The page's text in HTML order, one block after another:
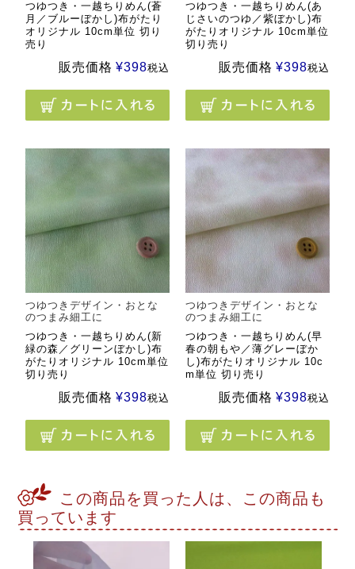
つゆつき・一越ちりめん(蒼
月／ブルーぼかし)布がたり
オリジナル 10cm単位 切り
売り
販売価格 ¥398税込
つゆつき・一越ちりめん(あ
じさいのつゆ／紫ぼかし)布
がたりオリジナル 10cm単位
切り売り
販売価格 ¥398税込
つゆつきデザイン・おとな
のつまみ細工に
つゆつき・一越ちりめん(新
緑の森／グリーンぼかし)布
がたりオリジナル 10cm単位
切り売り
販売価格 ¥398税込
つゆつきデザイン・おとな
のつまみ細工に
つゆつき・一越ちりめん(早
春の朝もや／薄グレーぼか
し)布がたりオリジナル 10c
m単位 切り売り
販売価格 ¥398税込
この商品を買った人は、この商品も
買っています